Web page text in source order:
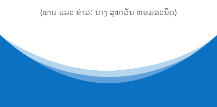
(ພາບ ແລະ ຂ່າວ: ນາງ ສຸພາວັນ ຫອມສະນິດ)